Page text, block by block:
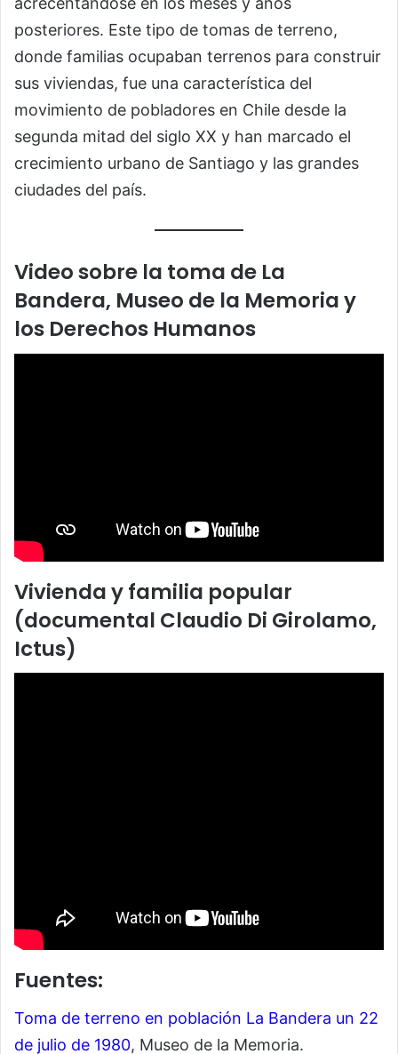
posteriores. Este tipo de tomas de terreno,
donde familias ocupaban terrenos para construir
sus viviendas, fue una característica del
movimiento de pobladores en Chile desde la
segunda mitad del siglo XX y han marcado el
crecimiento urbano de Santiago y las grandes
ciudades del país.
Video sobre la toma de La
Bandera, Museo de la Memoria y
los Derechos Humanos
Vivienda y familia popular
(documental Claudio Di Girolamo,
Ictus)
Fuentes:
Toma de terreno en población La Bandera un 22
de julio de 1980, Museo de la Memoria.